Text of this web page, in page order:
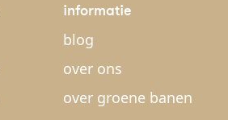
informatie
blog
over ons
over groene banen